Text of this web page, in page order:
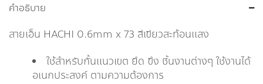
คำอธิบาย
สายเอ็น HACHI 0.6mm x 73 สีเขียวสะท้อนแสง
ใช้สำหรับกั้นแนวเขต ยึด ขึง ชิ้นงานต่างๆ ใช้งานได้
อเนกประสงค์ ตามความต้องการ